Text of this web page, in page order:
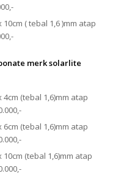
( tebal 1,6 )mm atap
merk solarlite
(tebal 1,6)mm atap
(tebal 1,6)mm atap
(tebal 1,6)mm atap